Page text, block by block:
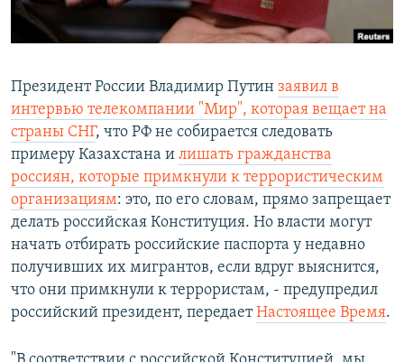
Президент России Владимир Путин заявил в
интервью телекомпании "Мир", которая вещает на
страны СНГ, что РФ не собирается следовать
примеру Казахстана и лишать гражданства
россиян, которые примкнули к террористическим
организациям: это, по его словам, прямо запрещает
делать российская Конституция. Но власти могут
начать отбирать российские паспорта у недавно
получивших их мигрантов, если вдруг выяснится,
что они примкнули к террористам, - предупредил
российский президент, передаетНастоящее Время.